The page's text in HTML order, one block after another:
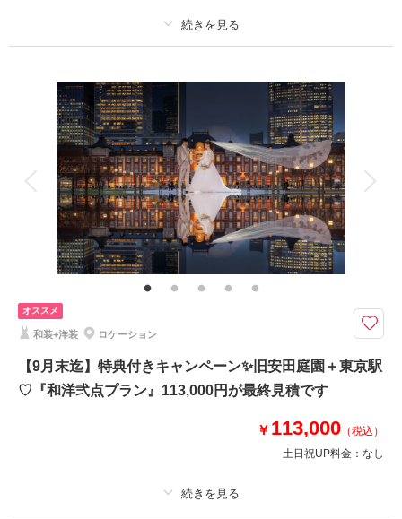
撮影場所： 旧安田庭園
相談予約する
来店・オンライン
撮影日の空き
を確認する
撮影料 新郎衣装1着
着付け ヘアメイク 小物一式
アルバム データ 230 カット 台紙付写真
衣装追加 会食 挙式
家族と撮影 家族用衣装レンタル ペットと撮影
その他含むもの
足袋・肌着 髪飾り等 庭園迄の移動費 撮影申請代 最終見積99,000円
summerキャンペーン7/1～9/30 ウェルカムボードプレゼント 和装は18
0着の中から選べて差額料金はありません
①ウェルカムボードor六切写真4面
②土日祝UP料金無料
③半襟プレゼント
①ウェルカムボードor六切写真4面
オススメ
和装+洋装 ロケーション
【9月末迄】特典付きキャンペーン✨旧安田庭園＋東京駅
♡『和洋弐点プラン』113,000円が最終見積です
￥ 113,000 （税込）
土日祝UP料金： なし